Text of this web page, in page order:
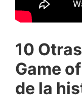
10
Game
de la